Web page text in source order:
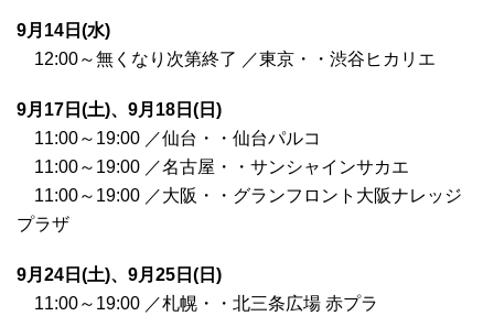
9月14日(水)
12:00～無くなり次第終了 ／東京・・渋谷ヒカリエ
9月17日(土)、9月18日(日)
11:00～19:00 ／仙台・・仙台パルコ
11:00～19:00 ／名古屋・・サンシャインサカエ
11:00～19:00 ／大阪・・グランフロント大阪ナレッジ
プラザ
9月24日(土)、9月25日(日)
11:00～19:00 ／札幌・・北三条広場 赤プラ